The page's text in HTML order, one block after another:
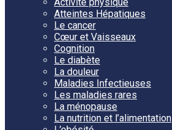
Atteintes Hépatiques
Le cancer
Cœur et Vaisseaux
Cognition
Le diabète
La douleur
Maladies Infectieuses
Les maladies rares
La ménopause
La nutrition et l’alimentation